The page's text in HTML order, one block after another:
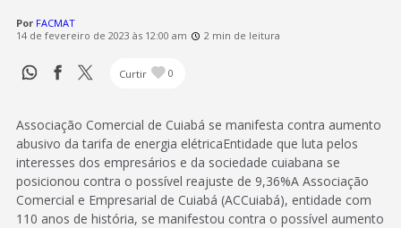
Por FACMAT
14 de fevereiro de 2023 às 12:00 am
2 min de leitura
Curtir 0
Associação Comercial de Cuiabá se manifesta contra aumento
abusivo da tarifa de energia elétricaEntidade que luta pelos
interesses dos empresários e da sociedade cuiabana se
posicionou contra o possível reajuste de 9,36%A Associação
Comercial e Empresarial de Cuiabá (ACCuiabá), entidade com
110 anos de história, se manifestou contra o possível aumento